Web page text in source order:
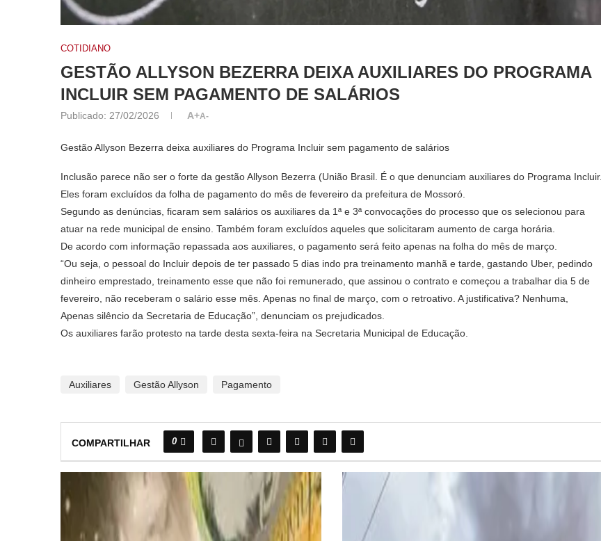
COTIDIANO
GESTÃO ALLYSON BEZERRA DEIXA AUXILIARES DO PROGRAMA
INCLUIR SEM PAGAMENTO DE SALÁRIOS
Publicado: 27/02/2026 A+A-
Gestão Allyson Bezerra deixa auxiliares do Programa Incluir sem pagamento de salários
Inclusão parece não ser o forte da gestão Allyson Bezerra (União Brasil. É o que denunciam auxiliares do Programa Incluir.
Eles foram excluídos da folha de pagamento do mês de fevereiro da prefeitura de Mossoró.
Segundo as denúncias, ficaram sem salários os auxiliares da 1ª e 3ª convocações do processo que os selecionou para
atuar na rede municipal de ensino. Também foram excluídos aqueles que solicitaram aumento de carga horária.
De acordo com informação repassada aos auxiliares, o pagamento será feito apenas na folha do mês de março.
“Ou seja, o pessoal do Incluir depois de ter passado 5 dias indo pra treinamento manhã e tarde, gastando Uber, pedindo
dinheiro emprestado, treinamento esse que não foi remunerado, que assinou o contrato e começou a trabalhar dia 5 de
fevereiro, não receberam o salário esse mês. Apenas no final de março, com o retroativo. A justificativa? Nenhuma,
Apenas silêncio da Secretaria de Educação”, denunciam os prejudicados.
Os auxiliares farão protesto na tarde desta sexta-feira na Secretaria Municipal de Educação.
Auxiliares Gestão Allyson Pagamento
COMPARTILHAR 0